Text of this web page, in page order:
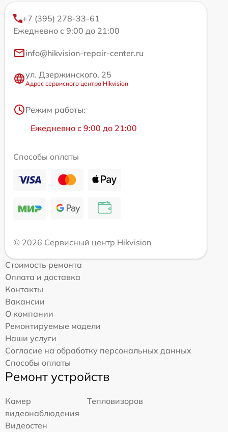
+7 (395) 278-33-61
Ежедневно с 9:00 до 21:00
info@hikvision-repair-center.ru
ул. Дзержинского, 25
Адрес сервисного центра Hikvision
Режим работы:
Ежедневно с 9:00 до 21:00
Способы оплаты
© 2026 Сервисный центр Hikvision
Стоимость ремонта
Оплата и доставка
Контакты
Вакансии
О компании
Ремонтируемые модели
Наши услуги
Согласие на обработку персональных данных
Способы оплаты
Ремонт устройств
Камер
видеонаблюдения
Тепловизоров
Видеостен